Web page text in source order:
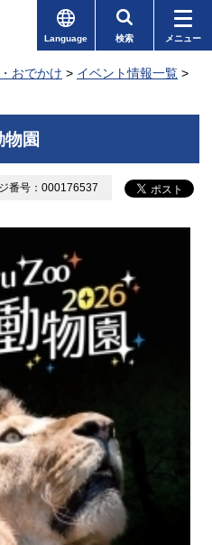
Language 検索 メニュー
おでかけ > イベント情報一覧 >
園
番号：000176537